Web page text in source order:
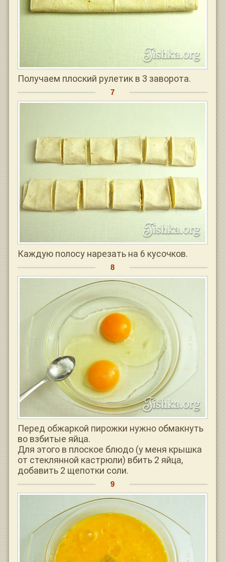
Получаем плоский рулетик в 3 заворота.
Каждую полосу нарезать на 6 кусочков.
Перед обжаркой пирожки нужно обмакнуть
во взбитые яйца.
Для этого в плоское блюдо (у меня крышка
от стеклянной кастрюли) вбить 2 яйца,
добавить 2 щепотки соли.